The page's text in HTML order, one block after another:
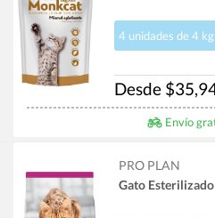
4 unidades de 4 kg
Desde
Envío
PRO PLAN
Gato Esterilizado